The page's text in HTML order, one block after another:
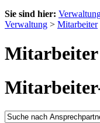
Sie sind hier:
Verwaltung > Mitarbeiter
Mitarbeiter